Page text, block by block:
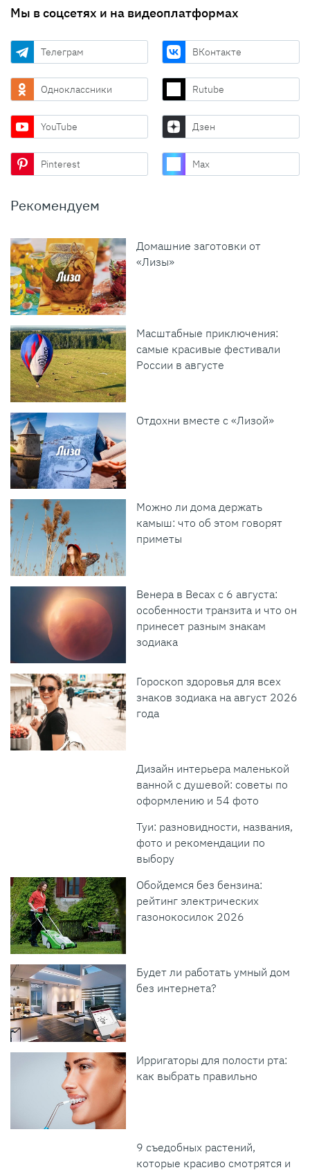
Мы в соцсетях и на видеоплатформах
Телеграм ВКонтакте
Одноклассники Rutube
YouTube Дзен
Pinterest Max
Рекомендуем
Домашние заготовки от
«Лизы»
Масштабные приключения:
самые красивые фестивали
России в августе
Отдохни вместе с «Лизой»
Можно ли дома держать
камыш: что об этом говорят
приметы
Венера в Весах с 6 августа:
особенности транзита и что он
принесет разным знакам
зодиака
Гороскоп здоровья для всех
знаков зодиака на август 2026
года
Дизайн интерьера маленькой
ванной с душевой: советы по
оформлению и 54 фото
Туи: разновидности, названия,
фото и рекомендации по
выбору
Обойдемся без бензина:
рейтинг электрических
газонокосилок 2026
Будет ли работать умный дом
без интернета?
Ирригаторы для полости рта:
как выбрать правильно
9 съедобных растений,
которые красиво смотрятся и